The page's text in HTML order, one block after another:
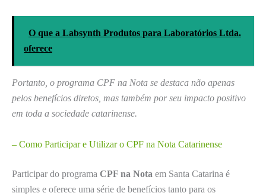
O que a Labsynth Produtos para Laboratórios Ltda.
oferece
Portanto, o programa CPF na Nota se destaca não apenas
pelos benefícios diretos, mas também por seu impacto positivo
em toda a sociedade catarinense.
– Como Participar e Utilizar o CPF na Nota Catarinense
Participar do programa CPF na Nota em Santa Catarina é
simples e oferece uma série de benefícios tanto para os